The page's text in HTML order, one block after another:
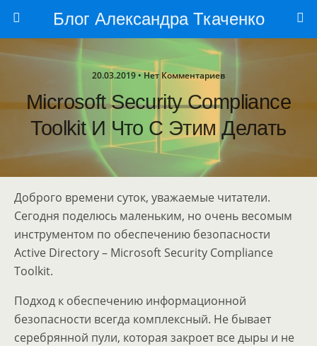
Блог Александра Ткаченко
20.03.2019 • Нет Комментариев
Microsoft Security Compliance
Toolkit И Что С Этим Делать
Доброго времени суток, уважаемые читатели.
Сегодня поделюсь маленьким, но очень весомым
инструментом по обеспечению безопасности
Active Directory – Microsoft Security Compliance
Toolkit.
Подход к обеспечению информационной
безопасности всегда комплексный. Не бывает
серебрянной пули, которая закроет все дыры и не